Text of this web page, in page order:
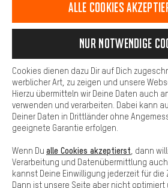
Unsere Datenschutzerklärung
Sprache"
Deutsch
DE english
EN ES
VERTRAG WIDERRUFEN Aachener
Impressum Datenschutz Allgemeine
Cookie-Einstellungen
stellen wir Verknüpfungen zu Social
können wir dir weitere nützliche
Verfügung stellen. Zudem hast du
Services zu nutzen, die es dir
finden. Beispielsweise bieten wir
Fragen schnell und unkompliziert
Basis
Basis-Cookies gewährleisten, dass
grundsätzlich nutzen kannst.
Alle Cookies
Nur Notwendige
Cookies dienen dazu Dir auf Dich
werblicher Art, zu zeigen und unsere
Hierzu übermitteln wir Deine Daten auch
verwenden und verarbeiten. Dabei kann
Deiner Daten in Drittländer ohne
geeignete Garantie erfolgen.
Wenn Du alle Cookies akzeptierst , dann
Verarbeitung und Datenübermittlung
kannst Deine Einwilligung jederzeit für die
Dann ist unsere Seite aber nicht optimiert